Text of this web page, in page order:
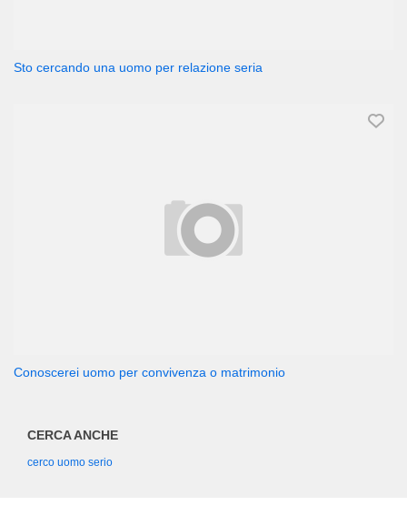
Sto cercando una uomo per relazione seria
Conoscerei uomo per convivenza o matrimonio
CERCA ANCHE
cerco uomo serio